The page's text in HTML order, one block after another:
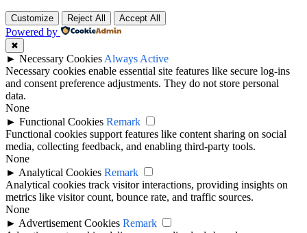
Customize Reject All Accept All
Powered by
✖
► Necessary Cookies Always Active
Necessary cookies enable essential site features like secure log-ins
and consent preference adjustments. They do not store personal
data.
None
► Functional Cookies Remark
Functional cookies support features like content sharing on social
media, collecting feedback, and enabling third-party tools.
None
► Analytical Cookies Remark
Analytical cookies track visitor interactions, providing insights on
metrics like visitor count, bounce rate, and traffic sources.
None
► Advertisement Cookies Remark